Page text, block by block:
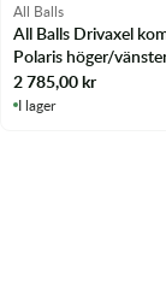
All Balls
All Balls Drivaxel
Polaris höger/
2 785,00kr
I lager